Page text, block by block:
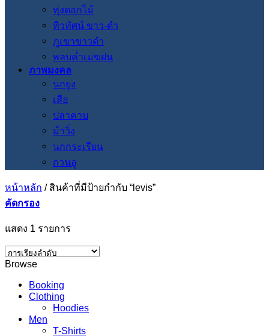
ทุ่งดอกไม้
ทิวทัศน์ ขาว-ดำ
ภูเขาขาวดำ
พลบค่ำเมฆฝน
ภาพมงคล
นกยูง
เสือ
ปลาคาบ
ม้าวิ่ง
นกกระเรียน
กวนอู
หน้าหลัก /สินค้าที่มีป้ายกำกับ “levis”
คัดกรอง
แสดง 1 รายการ
Browse
Booking
Clothing
Hoodies
Men
T-Shirts